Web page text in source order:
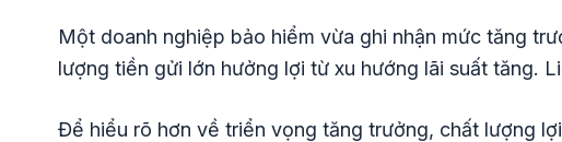
Một doanh nghiệp bảo hiểm vừa ghi nhận mức tăng
lượng tiền gửi lớn hưởng lợi từ xu hướng lãi suất tăng.
Để hiểu rõ hơn về triển vọng tăng trưởng, chất lượng